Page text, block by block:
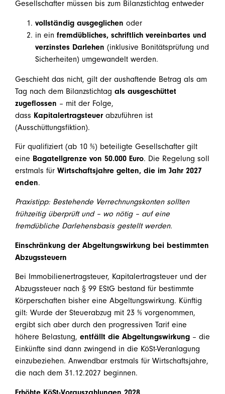
Gesellschafter müssen bis zum Bilanzstichtag entweder
vollständig ausgeglichen oder
in ein fremdübliches, schriftlich vereinbartes und
verzinstes Darlehen (inklusive Bonitätsprüfung und
Sicherheiten) umgewandelt werden.
Geschieht das nicht, gilt der aushaftende Betrag als am
Tag nach dem Bilanzstichtag als ausgeschüttet
zugeflossen – mit der Folge,
dass Kapitalertragsteuerabzuführen ist
(Ausschüttungsfiktion).
Für qualifiziert (ab 10 %) beteiligte Gesellschafter gilt
eine Bagatellgrenze von 50.000 Euro. Die Regelung soll
erstmals für Wirtschaftsjahre gelten, die im Jahr 2027
enden.
Praxistipp: Bestehende Verrechnungskonten sollten
frühzeitig überprüft und – wo nötig – auf eine
fremdübliche Darlehensbasis gestellt werden.
Einschränkung der Abgeltungswirkung bei bestimmten
Abzugssteuern
Bei Immobilienertragsteuer, Kapitalertragsteuer und der
Abzugssteuer nach § 99 EStG bestand für bestimmte
Körperschaften bisher eine Abgeltungswirkung. Künftig
gilt: Wurde der Steuerabzug mit 23 % vorgenommen,
ergibt sich aber durch den progressiven Tarif eine
höhere Belastung, entfällt die Abgeltungswirkung – die
Einkünfte sind dann zwingend in die KöSt-Veranlagung
einzubeziehen. Anwendbar erstmals für Wirtschaftsjahre,
die nach dem 31.12.2027 beginnen.